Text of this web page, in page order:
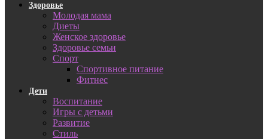
Здоровье
Молодая мама
Диеты
Женское здоровье
Здоровье семьи
Спорт
Спортивное питание
Фитнес
Дети
Воспитание
Игры с детьми
Развитие
Стиль